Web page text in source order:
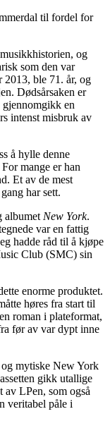
til fordel for
og
som den var
2013, ble 71. år, og
Dødsårsaken er
en
intenst misbruk av
å hylle denne
mange er han
Et av de mest
har sett.
albumet New York.
var en fattig
hadde råd til å kjøpe
Club (SMC) sin
enorme produktet.
høres fra start til
roman i plateformat,
før av var dypt inne
og mytiske New York
gikk utallige
av LPen, som også
veritabel påle i